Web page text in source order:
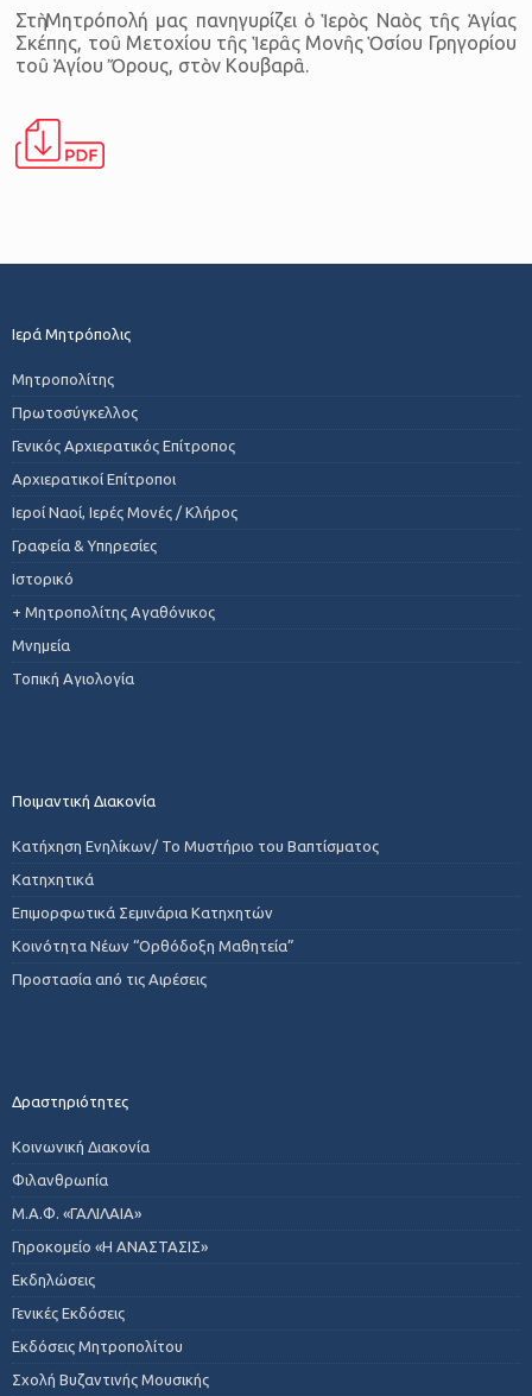
Στὴ Μητρόπολή μας πανηγυρίζει ὁ Ἱερὸς Ναὸς τῆς Ἁγίας
Σκέπης, τοῦ Μετοχίου τῆς Ἱερᾶς Μονῆς Ὁσίου Γρηγορίου
τοῦ Ἁγίου Ὄρους, στὸν Κουβαρᾶ.
Ιερά Μητρόπολις
Μητροπολίτης
Πρωτοσύγκελλος
Γενικός Αρχιερατικός Επίτροπος
Αρχιερατικοί Επίτροποι
Ιεροί Ναοί, Ιερές Μονές / Κλήρος
Γραφεία & Υπηρεσίες
Ιστορικό
+ Μητροπολίτης Αγαθόνικος
Μνημεία
Τοπική Αγιολογία
Ποιμαντική Διακονία
Κατήχηση Ενηλίκων/ Το Μυστήριο του Βαπτίσματος
Κατηχητικά
Επιμορφωτικά Σεμινάρια Κατηχητών
Κοινότητα Νέων “Ορθόδοξη Μαθητεία”
Προστασία από τις Αιρέσεις
Δραστηριότητες
Κοινωνική Διακονία
Φιλανθρωπία
Μ.Α.Φ. «ΓΑΛΙΛΑΙΑ»
Γηροκομείο «Η ΑΝΑΣΤΑΣΙΣ»
Εκδηλώσεις
Γενικές Εκδόσεις
Εκδόσεις Μητροπολίτου
Σχολή Βυζαντινής Μουσικής